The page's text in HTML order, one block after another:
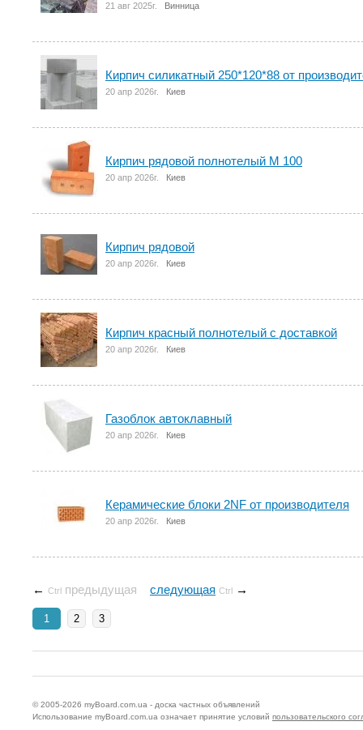
21 авг 2025г. Винница
Кирпич силикатный 250*120*88 от
20 апр 2026г. Киев
Кирпич рядовой полнотелый М 100
20 апр 2026г. Киев
Кирпич рядовой
20 апр 2026г. Киев
Кирпич красный полнотелый с доставкой
20 апр 2026г. Киев
Газоблок автоклавный
20 апр 2026г. Киев
Керамические блоки 2NF от производителя
20 апр 2026г. Киев
← Ctrl предыдущая следующая Ctrl →
1 2 3
© 2005-2026 myBoard.com.ua - доска частных объявлений
Использование myBoard.com.ua означает принятие условий пользовательского